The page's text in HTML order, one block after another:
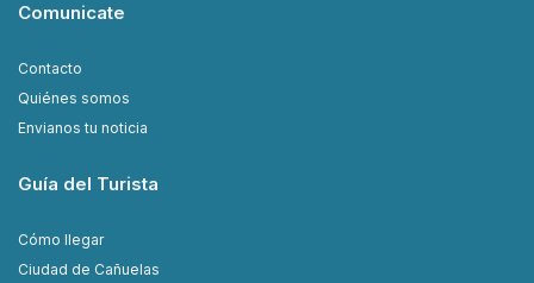
Comunicate
Contacto
Quiénes somos
Envianos tu noticia
Guía del Turista
Cómo llegar
Ciudad de Cañuelas